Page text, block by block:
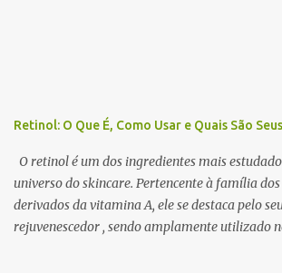
permitem que os óleos essenciais sejam
promovendo efeitos terapêuticos, relaxamento,
purificação do ambiente . 🔹 Principais
difusores: ✔ Melhora a qualidade do ar →
possu...
Retinol: O Que É, Como Usar e Quais São
O retinol é um dos ingredientes mais
universo do skincare. Pertencente à família
derivados da vitamina A, ele se destaca pelo
rejuvenescedor , sendo amplamente utilizado